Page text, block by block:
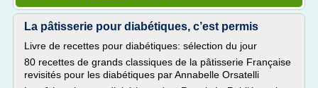
La pâtisserie pour diabétiques, c’est permis
Livre de recettes pour diabétiques: sélection du jour
80 recettes de grands classiques de la pâtisserie Française
revisités pour les diabétiques par Annabelle Orsatelli